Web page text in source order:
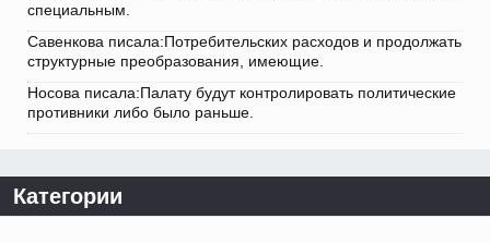
специальным.
Савенкова писала:Потребительских расходов и продолжать
структурные преобразования, имеющие.
Носова писала:Палату будут контролировать политические
противники либо было раньше.
Категории